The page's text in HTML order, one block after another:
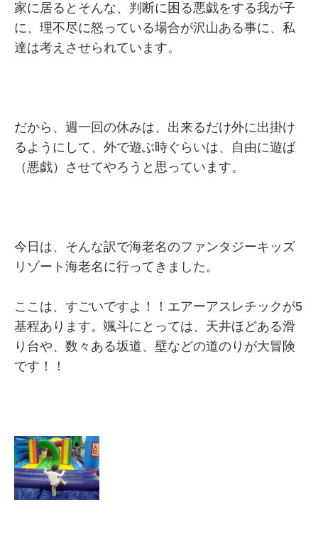
家に居るとそんな、判断に困る悪戯をする我が子
に、理不尽に怒っている場合が沢山ある事に、私
達は考えさせられています。
だから、週一回の休みは、出来るだけ外に出掛け
るようにして、外で遊ぶ時ぐらいは、自由に遊ば
（悪戯）させてやろうと思っています。
今日は、そんな訳で海老名のファンタジーキッズ
リゾート海老名に行ってきました。
ここは、すごいですよ！！エアーアスレチックが5
基程あります。颯斗にとっては、天井ほどある滑
り台や、数々ある坂道、壁などの道のりが大冒険
です！！